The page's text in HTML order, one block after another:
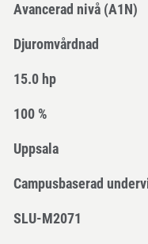
Avancerad nivå (A1N)
Djuromvårdnad
15.0 hp
100 %
Uppsala
Campusbaserad
SLU-M2071